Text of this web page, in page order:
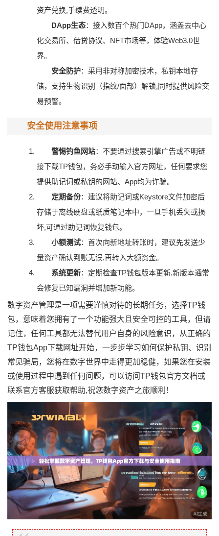
资产兑换,手续费透明。
DApp生态：接入数百个热门DApp，涵盖去中心
化交易所、借贷协议、NFT市场等，体验Web3.0世
界。
安全防护：采用非对称加密技术，私钥本地存
储，支持生物识别（指纹/面部）解锁,同时提供风险交
易预警。
安全使用注意事项
警惕钓鱼网站：不要通过搜索引擎广告或不明链
接下载TP钱包，务必手动输入官方网址，任何要求您
提供助记词或私钥的网站、App均为诈骗。
定期备份：建议将助记词或Keystore文件加密后
存储于离线硬盘或纸质笔记本中，一旦手机丢失或损
坏,可通过助记词恢复钱包。
小额测试：首次向新地址转账时，建议先发送少
量资产确认到账无误,再转入大额资金。
系统更新：定期检查TP钱包版本更新,新版本通常
会修复已知漏洞并增加新功能。
数字资产管理是一项需要谨慎对待的长期任务，选择TP钱
包，意味着您拥有了一个功能强大且安全可控的工具，但请
记住，任何工具都无法替代用户自身的风险意识，从正确的
TP钱包App下载网址开始，一步步学习如何保护私钥、识别
常见骗局，您将在数字世界中走得更加稳健，如果您在安装
或使用过程中遇到任何问题，可以访问TP钱包官方文档或
联系官方客服获取帮助,祝您数字资产之旅顺利！